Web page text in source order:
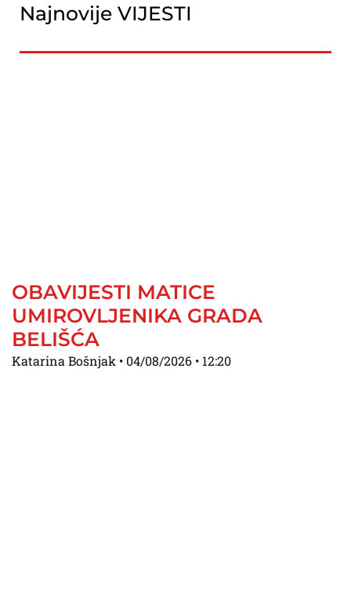
Najnovije VIJESTI
OBAVIJESTI MATICE
UMIROVLJENIKA GRADA
BELIŠĆA
Katarina Bošnjak 04/08/2026 12:20